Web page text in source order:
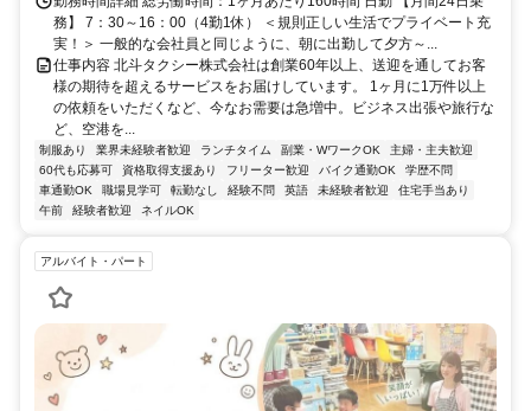
務】 7：30～16：00（4勤1休） ＜規則正しい生活でプライベート充
実！＞ 一般的な会社員と同じように、朝に出勤して夕方～...
仕事内容 北斗タクシー株式会社は創業60年以上、送迎を通してお客
様の期待を超えるサービスをお届けしています。 1ヶ月に1万件以上
の依頼をいただくなど、今なお需要は急増中。ビジネス出張や旅行な
ど、空港を...
制服あり 業界未経験者歓迎 ランチタイム 副業・WワークOK
主婦・主夫歓迎
60代も応募可
資格取得支援あり フリーター歓迎 バイク通勤OK
学歴不問
車通勤OK
職場見学可 転勤なし 経験不問 英語 未経験者歓迎
住宅手当あり
午前
経験者歓迎 ネイルOK
アルバイト・パート